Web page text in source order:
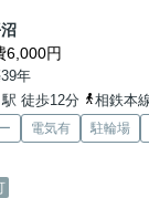
6,000円
年
徒歩12分
相鉄本
電気有 駐輪場